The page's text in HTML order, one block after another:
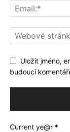
Uložit jméno,
budoucí
Current ye@r *